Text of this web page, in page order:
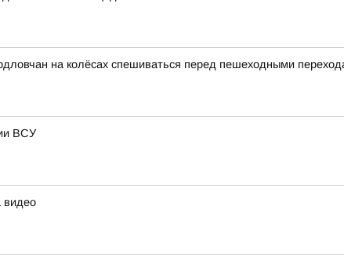
на колёсах спешиваться перед пешеходными
ВСУ
видео